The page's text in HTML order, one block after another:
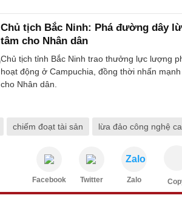
Chủ tịch Bắc Ninh: Phá đường dây
tâm cho Nhân dân
Chủ tịch tỉnh Bắc Ninh trao thưởng lực lượng
hoạt động ở Campuchia, đồng thời nhấn
cho Nhân dân.
chiếm đoạt tài sản lừa đảo công nghệ
Facebook Twitter
Zalo
Zalo